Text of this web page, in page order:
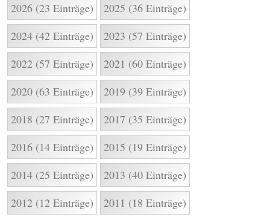
2026 (23 Einträge)
2025 (36 Einträge)
2024 (42 Einträge)
2023 (57 Einträge)
2022 (57 Einträge)
2021 (60 Einträge)
2020 (63 Einträge)
2019 (39 Einträge)
2018 (27 Einträge)
2017 (35 Einträge)
2016 (14 Einträge)
2015 (19 Einträge)
2014 (25 Einträge)
2013 (40 Einträge)
2012 (12 Einträge)
2011 (18 Einträge)